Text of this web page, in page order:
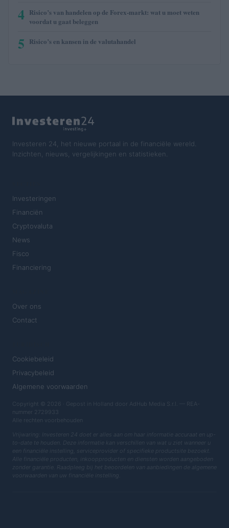
4 Risico’s van handelen op de Forex-markt: wat u moet weten
voordat u gaat beleggen
5 Risico’s en kansen in de valutahandel
Investeren 24, het nieuwe portaal in de financiële wereld.
Inzichten, nieuws, vergelijkingen en statistieken.
Investeringen
Financiën
Cryptovaluta
News
Fisco
Financiering
Over ons
Contact
Cookiebeleid
Privacybeleid
Algemene voorwaarden
Copyright © 2026 · Gepost in Holland door AdHub Media S.r.l. — REA-
nummer 2729933
Alle rechten voorbehouden
Vrijwaring: Investeren 24 doet er alles aan om haar informatie accuraat en up-
to-date te houden. Deze informatie kan verschillen van wat u ziet wanneer u
een financiële instelling, serviceprovider of specifieke productsite bezoekt.
Alle financiële producten, inkoopproducten en diensten worden aangeboden
zonder garantie. Raadpleeg bij het beoordelen van aanbiedingen de algemene
voorwaarden van uw financiële instelling.